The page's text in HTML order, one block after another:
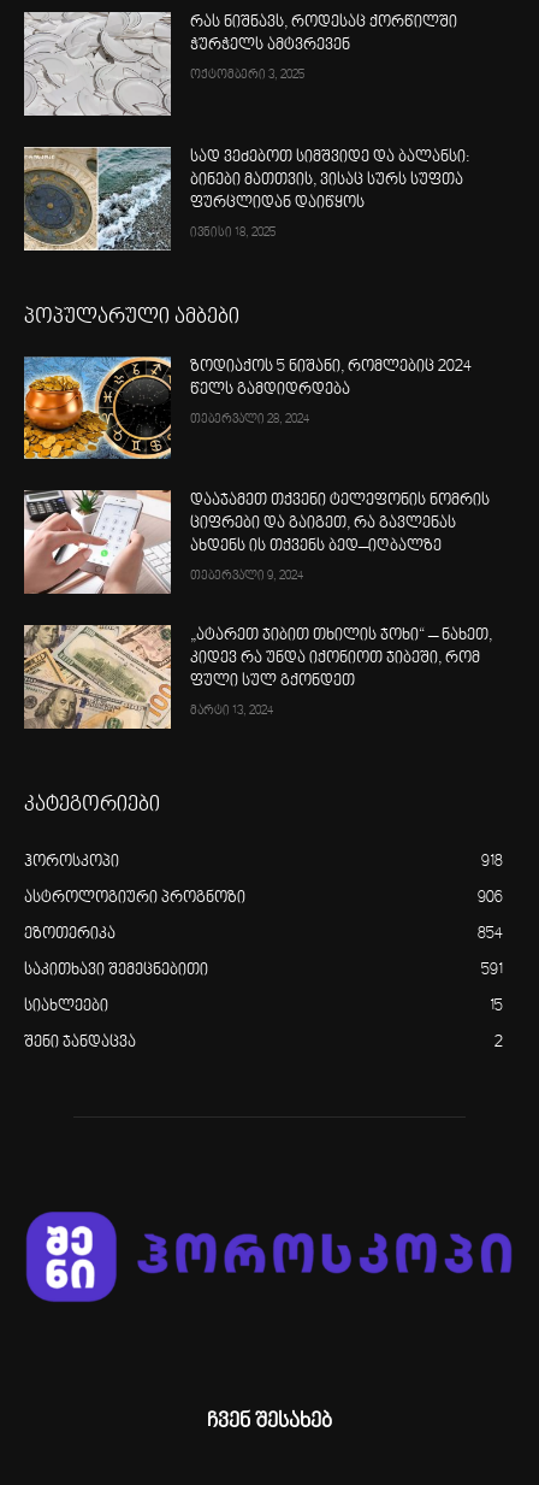
რას ნიშნავს, როდესაც ქორწილში
ჭურჭელს ამტვრევენ
ოქტომბერი 3, 2025
სად ვეძებოთ სიმშვიდე და ბალანსი:
ბინები მათთვის, ვისაც სურს სუფთა
ფურცლიდან დაიწყოს
ივნისი 18, 2025
პოპულარული ამბები
ზოდიაქოს 5 ნიშანი, რომლებიც 2024
წელს გამდიდრდება
თებერვალი 28, 2024
დააჯამეთ თქვენი ტელეფონის ნომრის
ციფრები და გაიგეთ, რა გავლენას
ახდენს ის თქვენს ბედ–იღბალზე
თებერვალი 9, 2024
„ატარეთ ჯიბით თხილის ჯოხი“ – ნახეთ,
კიდევ რა უნდა იქონიოთ ჯიბეში, რომ
ფული სულ გქონდეთ
მარტი 13, 2024
კატეგორიები
ჰოროსკოპი 918
ასტროლოგიური პროგნოზი 906
ეზოთერიკა 854
საკითხავი შემეცნებითი 591
სიახლეები 15
შენი ჯანდაცვა 2
ჩვენ შესახებ